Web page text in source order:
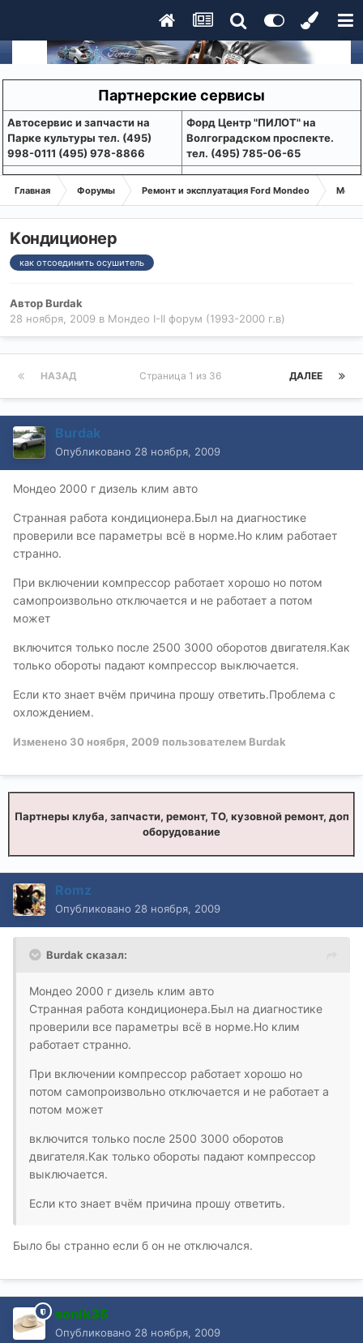
Партнерские сервисы
Aвтосервис и запчасти на
Парке культуры тел. (495)
998-0111 (495) 978-8866
Форд Центр "ПИЛОТ" на
Волгоградском проспекте.
тел. (495) 785-06-65
Главная Форумы Ремонт и эксплуатация Ford Mondeo
Kондиционер
как отсоединить осушитель
АвторBurdak
28 ноября, 2009 в Мондео I-II форум (1993-2000 г.в)
НАЗАД ДАЛЕЕ
Страница 1 из 36
Burdak
Опубликовано 28 ноября, 2009
Мондео 2000 г дизель клим авто
Странная работа кондиционера.Был на диагностике
проверили все параметры всё в норме.Но клим работает
странно.
При включении компрессор работает хорошо но потом
самопроизвольно отключается и не работает а потом
может
включится только после 2500 3000 оборотов двигателя.Как
только обороты падают компрессор выключается.
Если кто знает вчём причина прошу ответить.Проблема с
охлождением.
Изменено 30 ноября, 2009 пользователем Burdak
Партнеры клуба, запчасти, ремонт, ТО, кузовной ремонт, доп
оборудование
Romz
Опубликовано 28 ноября, 2009
Burdak сказал:
Мондео 2000 г дизель клим авто
Странная работа кондиционера.Был на диагностике
проверили все параметры всё в норме.Но клим
работает странно.
При включении компрессор работает хорошо но
потом самопроизвольно отключается и не работает а
потом может
включится только после 2500 3000 оборотов
двигателя.Как только обороты падают компрессор
выключается.
Если кто знает вчём причина прошу ответить.
Было бы странно если б он не отключался.
sonik35
Опубликовано 28 ноября, 2009